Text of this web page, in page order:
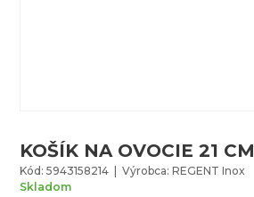
KOŠÍK NA OVOCIE 21 CM
Kód: 5943158214 | Výrobca: REGENT Inox
Skladom